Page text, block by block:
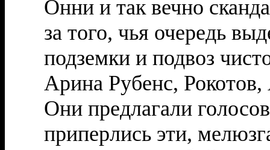
Онни и так вечно
за того, чья очередь
подземки и подвоз
Арина Рубенс,
Они предлагали
приперлись эти,